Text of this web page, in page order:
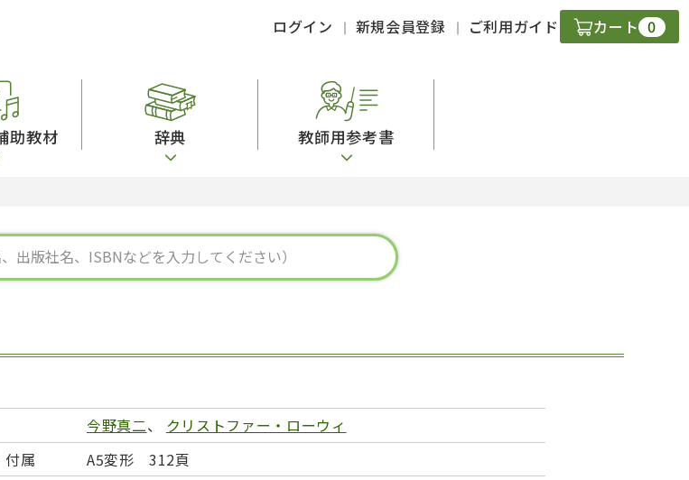
ログイン 新規会員登録 ご利用ガイド カート 0
文法
作文
試験対策
日本留学試験対策
定期刊行物
助教材
向け補助 図表
辞典
辞典
中国語辞典
語辞典
ロシア語辞典
用語辞典 比較文化辞典
教師用参考書
文章・談話・表現
言語学
アカデミック・スキル
今野真二、 クリストファー・ローウィ
付属
A5変形 312頁